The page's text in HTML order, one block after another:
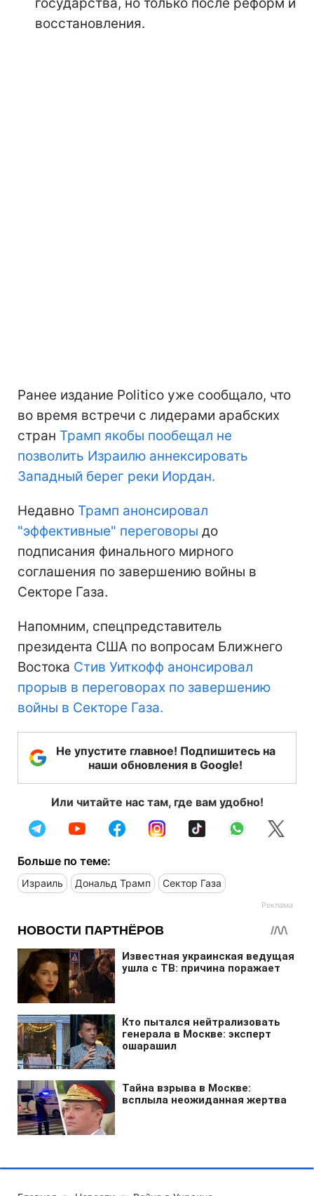
восстановления.
Ранее издание Politico уже сообщало, что
во время встречи с лидерами арабских
стран Трамп якобы пообещал не
позволить Израилю аннексировать
Западный берег реки Иордан.
Недавно Трамп анонсировал
"эффективные" переговоры до
подписания финального мирного
соглашения по завершению войны в
Секторе Газа.
Напомним, спецпредставитель
президента США по вопросам Ближнего
Востока Стив Уиткофф анонсировал
прорыв в переговорах по завершению
войны в Секторе Газа.
Не упустите главное! Подпишитесь на
наши обновления в Google!
Или читайте нас там, где вам удобно!
Больше по теме:
Израиль Дональд Трамп Сектор Газа